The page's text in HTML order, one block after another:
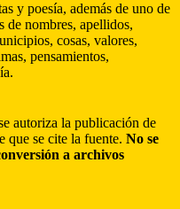
y poesía, además de uno de
de nombres, apellidos,
cosas, valores,
pensamientos,
autoriza la publicación de
que se cite la fuente. No se
a archivos